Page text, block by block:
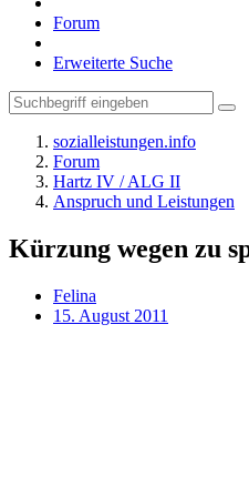
Forum
Erweiterte Suche
sozialleistungen.info
Forum
Hartz IV / ALG II
Anspruch und Leistungen
Kürzung wegen zu
Felina
15. August 2011